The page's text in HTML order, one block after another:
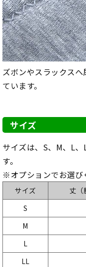
ズボンやスラックス
ています。
サイズ
サイズは、S、M、L
す。
※オプションでお選び
サイズ 丈（
S
M
L
LL